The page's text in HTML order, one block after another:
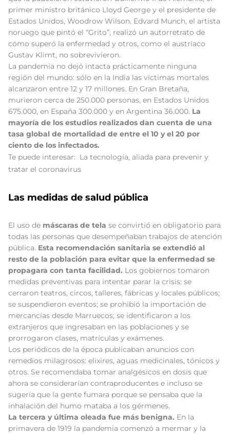
primer ministro británico Lloyd George y el presidente de
Estados Unidos, Woodrow Wilson. Edvard Munch, el artista
noruego que pintó el “Grito”, realizó un autorretrato de
cómo superó la enfermedad y otros, como el austríaco
Gustav Klimt, no sobrevivieron.
La pandemia no dejó intacta prácticamente ninguna
región del mundo: sólo en la India las víctimas mortales
alcanzaron entre 12 y 17 millones. En Gran Bretaña,
murieron cerca de 250.000 personas, en Estados Unidos
675.000, en España 300.000 y en Argentina 36.000. La
mayoría de los estudios realizados dan cuenta de una
tasa global de mortalidad de entre el 10 y el 20 por
ciento de los infectados.
Te puede interesar: La tecnología, aliada para prevenir y
tratar el coronavirus
Las medidas de salud pública
El uso de máscaras de tela se convirtió en obligatorio para
todas las personas que desempeñaban trabajos de atención
pública. Esta recomendación sanitaria se extendió al
resto de la población para evitar que la enfermedad se
propagara con tanta facilidad. Los gobiernos tomaron
medidas preventivas para intentar parar la crisis: se
cerraron teatros, circos, talleres, fábricas y locales públicos;
se suspendieron eventos; se prohibió la importación de
mercancías desde Marruecos; se identificaron a los
extranjeros que ingresaban en las poblaciones y se
prorrogaron clases, matrículas y exámenes.
Los periódicos de la época publicaban anuncios con
remedios milagrosos: elixires, aguas medicinales, tónicos y
otros. Se recomendaba tomar analgésicos en dosis que
ahora se considerarían contraproducentes e incluso se
sugería que la gente fumara porque se pensaba que la
inhalación del humo mataba a los gérmenes.
La tercera y última oleada fue más benigna. En la
primavera de 1919 la pandemia comenzó a mermar y la